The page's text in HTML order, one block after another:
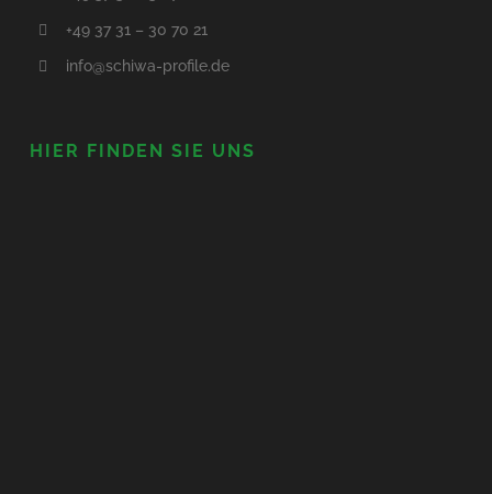
+49 37 31 – 30 70 21
info@schiwa-profile.de
HIER FINDEN SIE UNS